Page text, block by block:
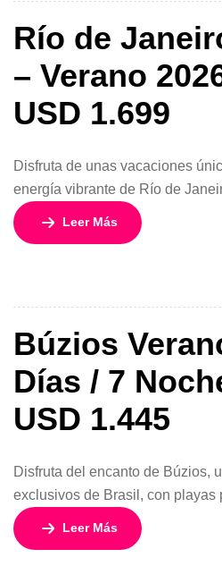
Río de
– Verano
USD 1.699
Disfruta de unas vacaciones
energía vibrante de Río de
paradisíaca de Búzios. Este
noches desde Santiago ofrece
Cristo Redentor en Corcovado,
Leer Más
Búzios
Días / 7
USD 1.445
Disfruta del encanto de Búzios,
exclusivos de Brasil, con playas
vibrante y un ambiente relajado.
diseñado para ofrecerte 8 días y
Leer Más